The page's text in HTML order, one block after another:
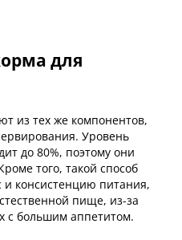
для
из тех же компонентов,
Уровень
до 80%, поэтому они
того, такой способ
и консистенцию питания,
пище, из-за
с большим аппетитом.